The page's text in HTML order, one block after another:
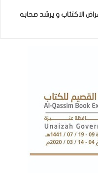
الاكتئاب و يرشد صحابه